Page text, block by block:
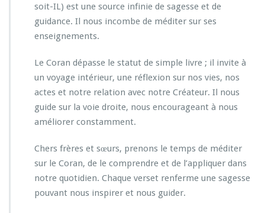
soit-IL) est une source infinie de sagesse et de
guidance. Il nous incombe de méditer sur ses
enseignements.
Le Coran dépasse le statut de simple livre ; il invite à
un voyage intérieur, une réflexion sur nos vies, nos
actes et notre relation avec notre Créateur. Il nous
guide sur la voie droite, nous encourageant à nous
améliorer constamment.
Chers frères et sœurs, prenons le temps de méditer
sur le Coran, de le comprendre et de l’appliquer dans
notre quotidien. Chaque verset renferme une sagesse
pouvant nous inspirer et nous guider.